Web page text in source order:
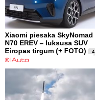
Xiaomi piesaka SkyNomad
N70 EREV – luksusa SUV
Eiropas tirgum (+ FOTO)
4